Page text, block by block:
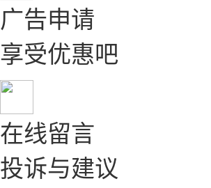
广告申请
享受优惠吧
在线留言
投诉与建议